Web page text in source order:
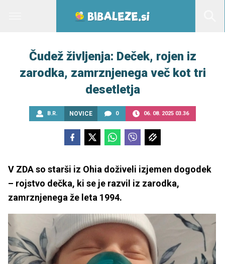
Čudež življenja: Deček, rojen iz
zarodka, zamrznjenega več kot tri
desetletja
B.R. NOVICE 0 06. 08. 2025 03.36
V ZDA so starši iz Ohia doživeli izjemen dogodek
– rojstvo dečka, ki se je razvil iz zarodka,
zamrznjenega že leta 1994.